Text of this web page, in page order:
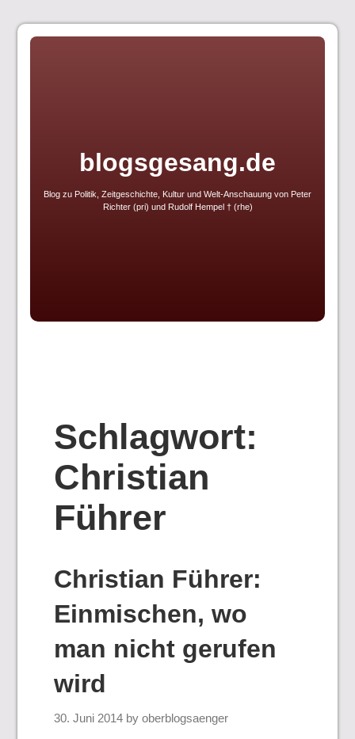
Skip
blogsgesang.de
Blog zu Politik, Zeitgeschichte, Kultur und Welt-Anschauung von Peter
Richter (pri) und Rudolf Hempel † (rhe)
Schlagwort:
Christian
Führer
Christian Führer:
Einmischen, wo
man nicht gerufen
wird
30. Juni 2014 byoberblogsaenger